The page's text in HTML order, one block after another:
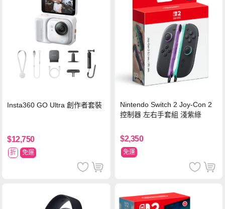
Insta360 GO Ultra 創作者套裝
$12,750
折 免運
Nintendo Switch 2 Joy-Con 2
控制器 左右手套組 淺紫綠
$2,350
免運